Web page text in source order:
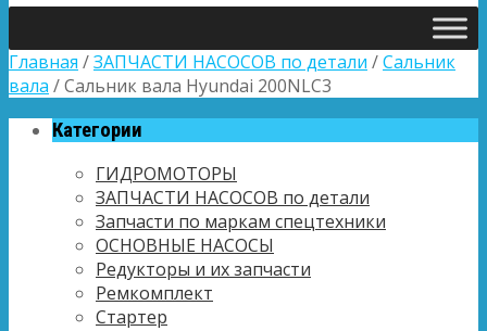
Главная /ЗАПЧАСТИ НАСОСОВ по детали /Сальник
вала / Сальник вала Hyundai 200NLC3
Категории
ГИДРОМОТОРЫ
ЗАПЧАСТИ НАСОСОВ по детали
Запчасти по маркам спецтехники
ОСНОВНЫЕ НАСОСЫ
Редукторы и их запчасти
Ремкомплект
Стартер